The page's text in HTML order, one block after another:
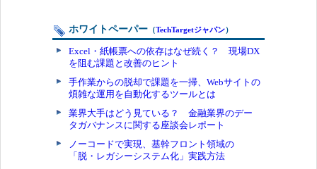
ホワイトペーパー （TechTargetジャパン）
Excel・紙帳票への依存はなぜ続く？ 現場DX
を阻む課題と改善のヒント
手作業からの脱却で課題を一掃、Webサイトの
煩雑な運用を自動化するツールとは
業界大手はどう見ている？ 金融業界のデー
タガバナンスに関する座談会レポート
ノーコードで実現、基幹フロント領域の
「脱・レガシーシステム化」実践方法